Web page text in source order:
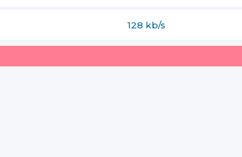
128 kb/s